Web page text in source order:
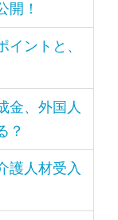
開！
ントと、
金、外国人
？
護人材受入